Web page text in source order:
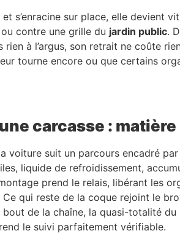
s’enracine sur place, elle devient
ou contre une grille du jardin public.
à l’argus, son retrait ne coûte
tourne encore ou que certains
carcasse :
voiture suit un parcours encadré
liquide de refroidissement,
prend le relais, libérant les
Ce qui reste de la coque rejoint le
de la chaîne, la quasi-totalité
le suivi parfaitement vérifiable.